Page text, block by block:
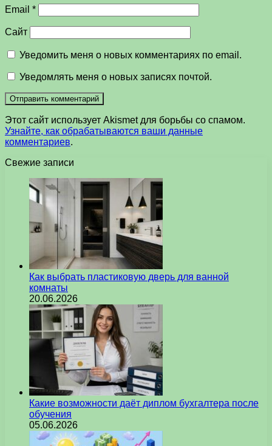
Email *
Сайт
Уведомить меня о новых комментариях по email.
Уведомлять меня о новых записях почтой.
Этот сайт использует Akismet для борьбы со спамом.
Узнайте, как обрабатываются ваши данные
комментариев.
Свежие записи
Как выбрать пластиковую дверь для ванной
комнаты
20.06.2026
Какие возможности даёт диплом бухгалтера после
обучения
05.06.2026